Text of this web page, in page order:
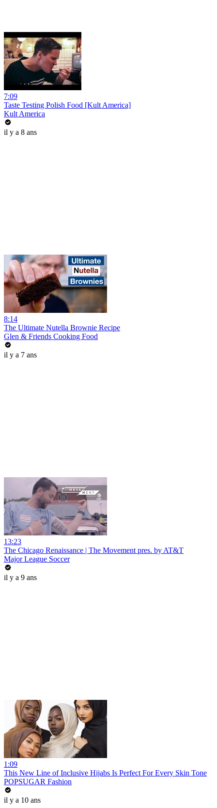
7:09
Taste Testing Polish Food [Kult America]
Kult America
il y a 8 ans
8:14
The Ultimate Nutella Brownie Recipe
Glen & Friends Cooking Food
il y a 7 ans
13:23
The Chicago Renaissance | The Movement pres. by AT&T
Major League Soccer
il y a 9 ans
1:09
This New Line of Inclusive Hijabs Is Perfect For Every Skin Tone
POPSUGAR Fashion
il y a 10 ans